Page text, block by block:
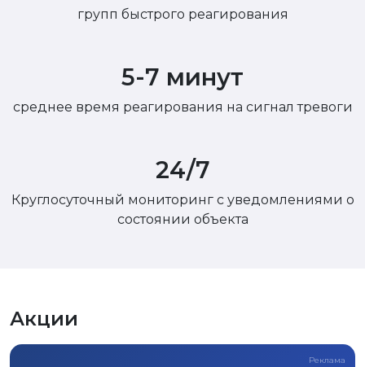
групп быстрого реагирования
5-7 минут
среднее время реагирования на сигнал тревоги
24/7
Круглосуточный мониторинг с уведомлениями о
состоянии объекта
Акции
Реклама